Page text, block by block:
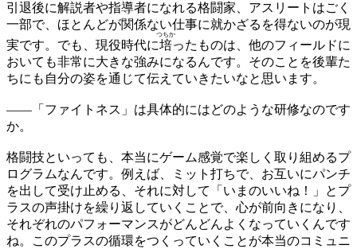
引退後に解説者や指導者になれる格闘家、アスリートはごく
一部で、ほとんどが関係ない仕事に就かざるを得ないのが現
実です。でも、現役時代に培
つちか
ったものは、他のフィールドに
おいても非常に大きな強みになるんです。そのことを後輩た
ちにも自分の姿を通じて伝えていきたいなと思います。
—— 「ファイトネス」は具体的にはどのような研修なのです
か。
格闘技といっても、本当にゲーム感覚で楽しく取り組めるプ
ログラムなんです。例えば、ミット打ちで、お互いにパンチ
を出して受け止める、それに対して「いまのいいね！」とプ
ラスの声掛けを繰り返していくことで、心が前向きになり、
それぞれのパフォーマンスがどんどんよくなっていくんです
ね。このプラスの循環をつくっていくことが本当のコミュニ